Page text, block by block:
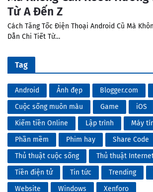
Từ A Đến Z
Cách Tăng Tốc Điện Thoại Android Cũ Mà
Dẫn Chi Tiết Từ…
Tag
Android Ảnh đẹp Blogger.com
Cuộc sống muôn màu
Game iOS
Kiếm tiền Online
Lập trình Máy
Phần mềm
Phim hay
Share Code
Thủ thuật cuộc sống
Thủ thuật
Tiền điện tử
Tin tức Trending
Website
Windows Xenforo